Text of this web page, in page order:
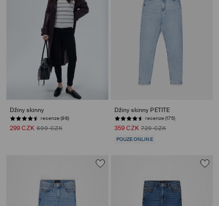
Džíny skinny
recenze (98)
299 CZK 699 CZK
Džíny skinny PETITE
recenze (175)
359 CZK 729 CZK
POUZE ONLINE